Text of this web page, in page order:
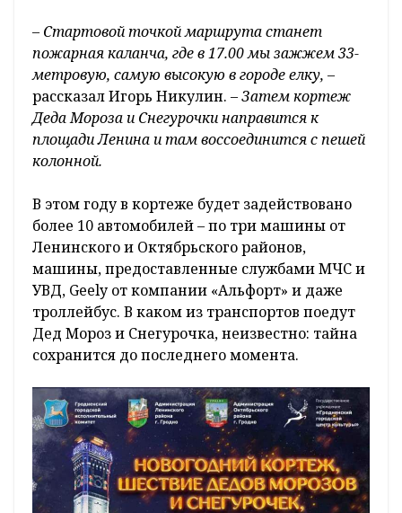
– Стартовой точкой маршрута станет
пожарная каланча, где в 17.00 мы зажжем 33-
метровую, самую высокую в городе елку, –
рассказал Игорь Никулин. –Затем кортеж
Деда Мороза и Снегурочки направится к
площади Ленина и там воссоединится с пешей
колонной.
В этом году в кортеже будет задействовано
более 10 автомобилей – по три машины от
Ленинского и Октябрьского районов,
машины, предоставленные службами МЧС и
УВД, Geely от компании «Альфорт» и даже
троллейбус. В каком из транспортов поедут
Дед Мороз и Снегурочка, неизвестно: тайна
сохранится до последнего момента.